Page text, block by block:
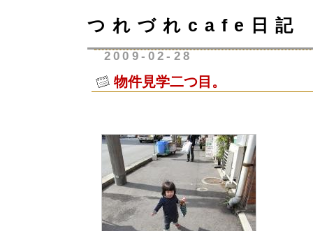
つれづれcafe日記
2009-02-28
物件見学二つ目。